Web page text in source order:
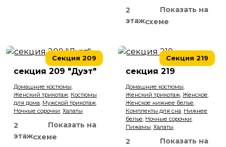
Мебель
Женская обувь
Джинсовая одежда
2
этаж
Показать на
схеме
Секция 209
секция 209 "Дуэт"
Домашние костюмы,
Женский трикотаж, Костюмы
для дома, Мужской трикотаж,
Ночные сорочки, Халаты
2
этаж
Показать на
схеме
Секция 219
секция 219
Домашние костюмы,
Женский трикотаж, Женское,
Женское нижнее белье,
Комплекты для сна, Нижнее
белье, Ночные сорочки,
Пижамы, Халаты
2
Показать на